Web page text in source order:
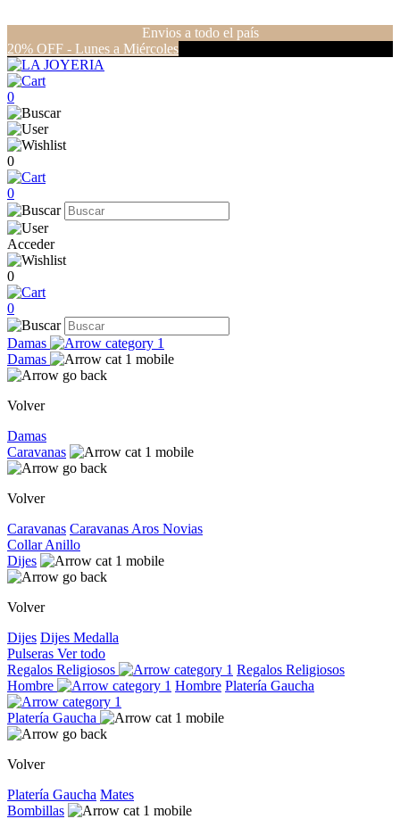
Envios a todo el país
20% OFF - Lunes a Miércoles
0
0
0
Acceder
0
0
Damas
Damas
Volver
Damas
Caravanas
Volver
Caravanas Caravanas Aros Novias
CollarAnillo
Dijes
Volver
Dijes Dijes Medalla
Pulseras Ver todo
Regalos Religiosos
Regalos Religiosos
Hombre
Hombre Platería Gaucha
Platería Gaucha
Volver
Platería Gaucha Mates
Bombillas